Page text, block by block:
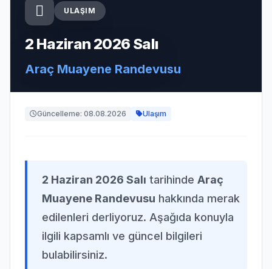
ULAŞIM
2 Haziran 2026 Salı
Araç Muayene Randevusu
Güncelleme: 08.08.2026 Ulaşım
2 Haziran 2026 Salı tarihinde Araç
Muayene Randevusu hakkında merak
edilenleri derliyoruz. Aşağıda konuyla
ilgili kapsamlı ve güncel bilgileri
bulabilirsiniz.